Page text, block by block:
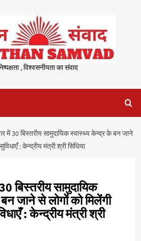
, विश्वसनीयता का संवाद
में 30 बिस्तरीय सामुदायिक स्वास्थ्य केन्द्र के बन जाने
: केन्द्रीय मंत्री श्री सिंधिया
बिस्तरीय सामुदायिक
जाने से लोगों को मिलेंगी
: केन्द्रीय मंत्री श्री